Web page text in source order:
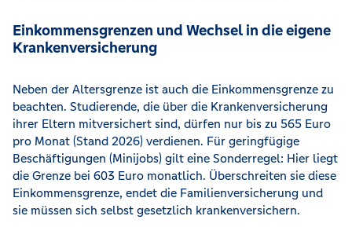
Einkommensgrenzen und Wechsel in die eigene
Krankenversicherung
Neben der Altersgrenze ist auch die Einkommensgrenze zu
beachten. Studierende, die über die Krankenversicherung
ihrer Eltern mitversichert sind, dürfen nur bis zu 565 Euro
pro Monat (Stand 2026) verdienen. Für geringfügige
Beschäftigungen (Minijobs) gilt eine Sonderregel: Hier liegt
die Grenze bei 603 Euro monatlich. Überschreiten sie diese
Einkommensgrenze, endet die Familienversicherung und
sie müssen sich selbst gesetzlich krankenversichern.